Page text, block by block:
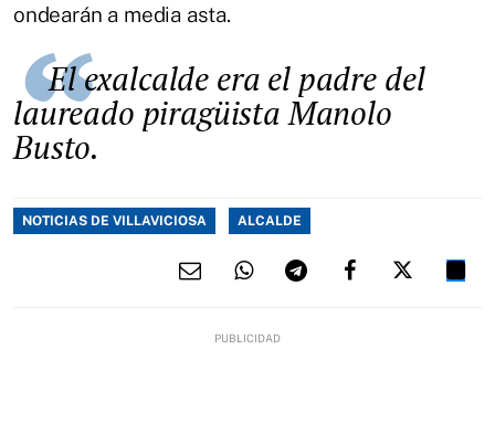
ondearán a media asta.
El exalcalde era el padre del
laureado piragüista Manolo
Busto.
NOTICIAS DE VILLAVICIOSA ALCALDE